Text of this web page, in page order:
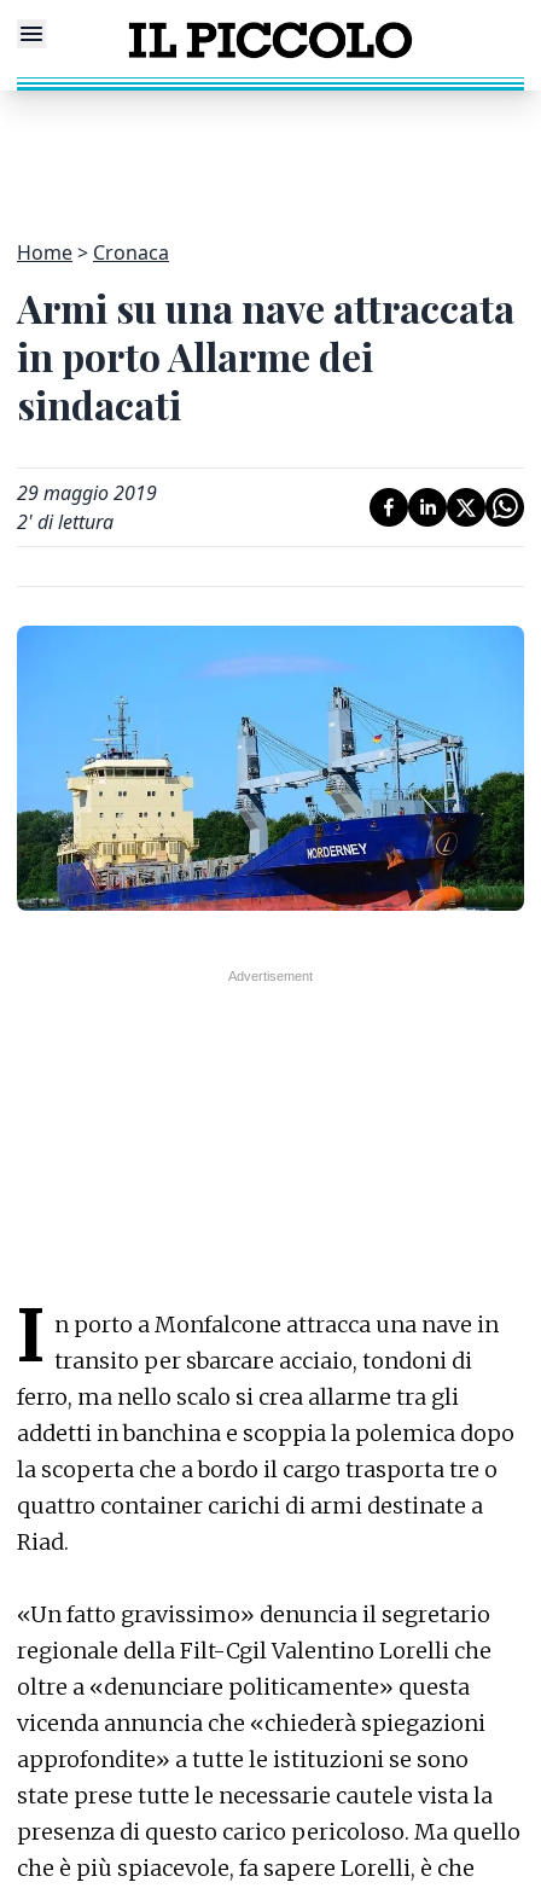
Home Cronaca
Armi su una nave attraccata
in porto Allarme dei
sindacati
29 maggio 2019
2' di lettura
I n porto a Monfalcone attracca una nave in
transito per sbarcare acciaio, tondoni di
ferro, ma nello scalo si crea allarme tra gli
addetti in banchina e scoppia la polemica dopo
la scoperta che a bordo il cargo trasporta tre o
quattro container carichi di armi destinate a
Riad.
«Un fatto gravissimo» denuncia il segretario
regionale della Filt-Cgil Valentino Lorelli che
oltre a «denunciare politicamente» questa
vicenda annuncia che «chiederà spiegazioni
approfondite» a tutte le istituzioni se sono
state prese tutte le necessarie cautele vista la
presenza di questo carico pericoloso. Ma quello
che è più spiacevole, fa sapere Lorelli, è che